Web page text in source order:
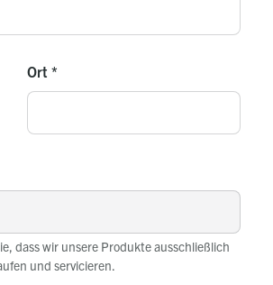
Ort *
dass wir unsere Produkte ausschließlich
und servicieren.